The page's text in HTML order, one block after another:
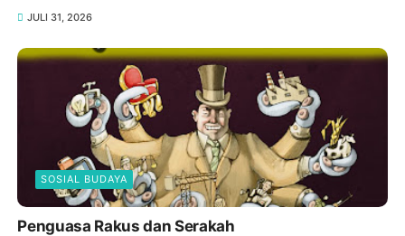
JULI 31, 2026
SOSIAL BUDAYA
Penguasa Rakus dan Serakah